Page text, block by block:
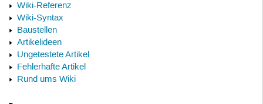
Wiki-Referenz
Wiki-Syntax
Baustellen
Artikelideen
Ungetestete Artikel
Fehlerhafte Artikel
Rund ums Wiki